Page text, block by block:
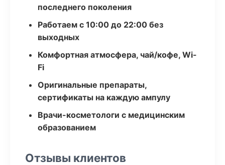
последнего поколения
Работаем с 10:00 до 22:00 без
выходных
Комфортная атмосфера, чай/кофе, Wi-
Fi
Оригинальные препараты,
сертификаты на каждую ампулу
Врачи-косметологи с медицинским
образованием
Отзывы клиентов